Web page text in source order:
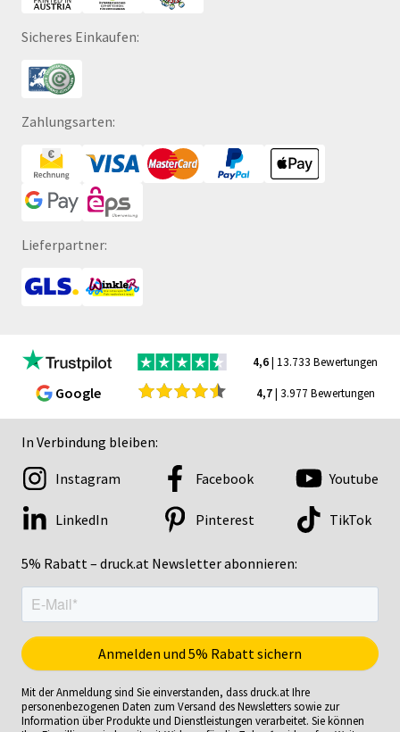
Sicheres Einkaufen:
Zahlungsarten:
Lieferpartner:
4,6| 13.733 Bewertungen
Google 4,7| 3.977 Bewertungen
In Verbindung bleiben:
5% Rabatt – druck.at Newsletter abonnieren:
Instagram Facebook Youtube
LinkedIn Pinterest TikTok
Mit der Anmeldung sind Sie einverstanden, dass druck.at Ihre
personenbezogenen Daten zum Versand des Newsletters sowie zur
Information über Produkte und Dienstleistungen verarbeitet. Sie können